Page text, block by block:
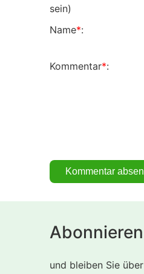
sein)
Name*:
Kommentar*:
und bleiben Sie